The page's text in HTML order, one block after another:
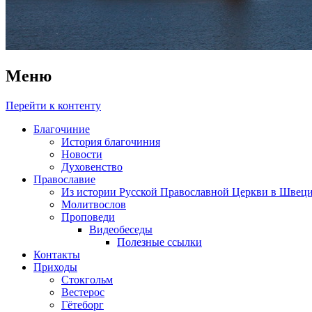
Меню
Перейти к контенту
Благочиние
История благочиния
Новости
Духовенство
Православие
Из истории Русской Православной Церкви в
Молитвослов
Проповеди
Видеобеседы
Полезные ссылки
Контакты
Приходы
Стокгольм
Вестерос
Гётеборг